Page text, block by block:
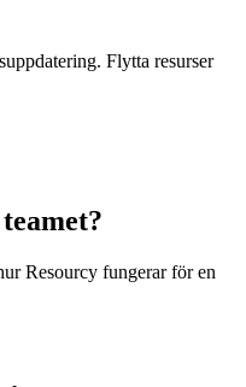
Flytta resurser
Resourcy fungerar för en